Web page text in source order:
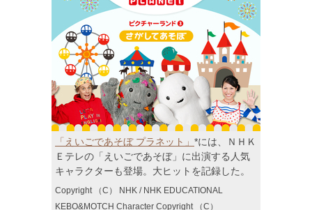
「えいごであそぼ プラネット」 *には、ＮＨＫ
Ｅテレの「えいごであそぼ」に出演する人気
キャラクターも登場。大ヒットを記録した。
Copyright （C） NHK / NHK EDUCATIONAL
KEBO&MOTCH Character Copyright （C）